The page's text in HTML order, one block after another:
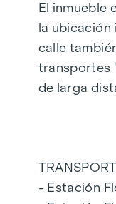
Suelo de
grifería
Cerámica
Para más
El inmueble
la
calle
transportes
de larga
- Estación